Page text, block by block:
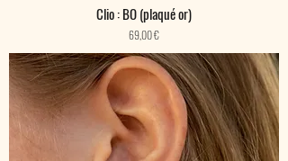
Clio : BO (plaqué or)
Prix
69,00 €